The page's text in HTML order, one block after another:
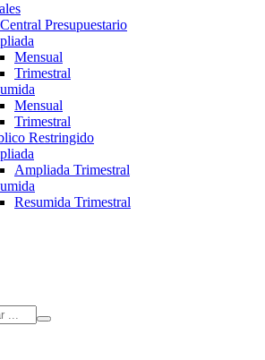
Presupuestario
Mensual
Trimestral
Mensual
Trimestral
Restringido
Ampliada Trimestral
Resumida Trimestral